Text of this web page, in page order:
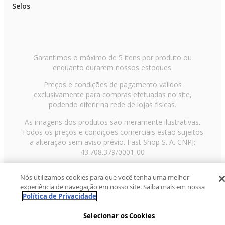
Marca: Mempra Design
Assentos: Espuma D-33 Soft
Encostos: Espuma D-23 Soft
Braços: Espuma D-23
Base: Forro em TNT reforçado
Dimensões do produto: 2,54 2,34 m x 0,96 x 0,85 m (CxPxA)
Dimensões da embalagem: vol. 1 1,46 m x 0,96 m x 0,85 m (CxPxA) vol.
2 1,16 m x 0,96 m x 0,85 m (CxPxA)
Necessita Montagem: Sim
Nível de montagem: Básico
Observações:
Selos
Garantimos o máximo de 5 itens por produto ou
enquanto durarem nossos estoques.
Preços e condições de pagamento válidos
exclusivamente para compras efetuadas no site,
podendo diferir na rede de lojas físicas.
As imagens dos produtos são meramente ilustrativas.
Todos os preços e condições comerciais estão sujeitos
a alteração sem aviso prévio. Fast Shop S. A. CNPJ:
43.708.379/0001-00
Paulo/SP, CEP 02029-001, Telefone: 11 3003-3728 ©
2013 Fast Shop - Todos os direitos reservadosRF
Nós utilizamos cookies para que você tenha uma melhor
experiência de navegação em nosso site. Saiba mais em nossa
Política de Privacidade
Selecionar os Cookies